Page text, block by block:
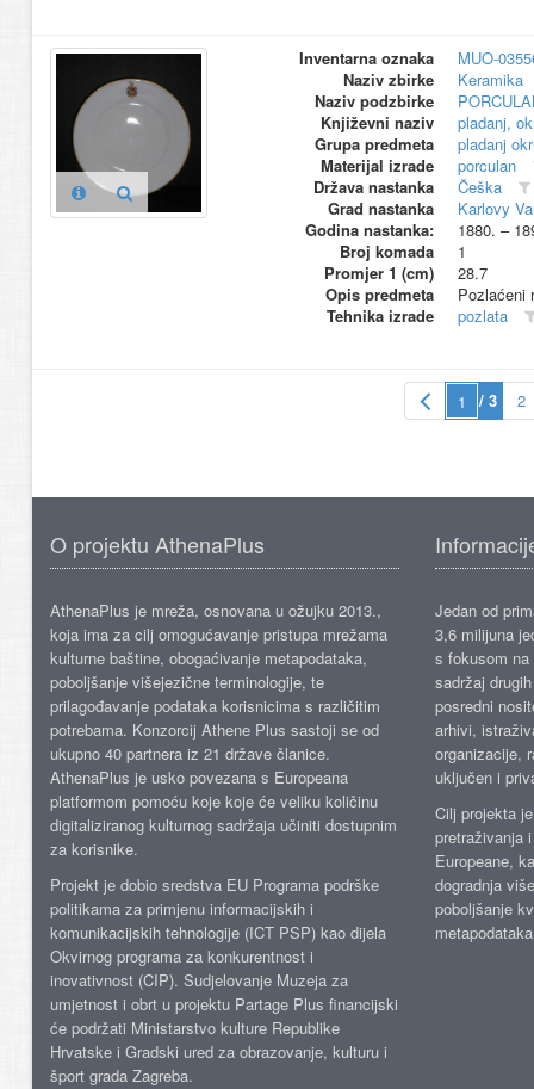
Inventarna oznaka
MUO-
Naziv zbirke
Keramika
Naziv podzbirke
Književni naziv
pladanj,
Grupa predmeta
pladanj
Materijal izrade
porculan
Država nastanka
Češka
Grad nastanka
Karlovy
Godina nastanka:
1880. –
Broj komada
1
Promjer 1 (cm)
28.7
Opis predmeta
Pozlaćeni
Tehnika izrade
pozlata
/ 3 2
O projektu AthenaPlus
AthenaPlus je mreža, osnovana u ožujku 2013.,
koja ima za cilj omogućavanje pristupa mrežama
kulturne baštine, obogaćivanje metapodataka,
poboljšanje višejezične terminologije, te
prilagođavanje podataka korisnicima s različitim
potrebama. Konzorcij Athene Plus sastoji se od
ukupno 40 partnera iz 21 države članice.
AthenaPlus je usko povezana s Europeana
platformom pomoću koje koje će veliku količinu
digitaliziranog kulturnog sadržaja učiniti dostupnim
za korisnike.
Projekt je dobio sredstva EU Programa podrške
politikama za primjenu informacijskih i
komunikacijskih tehnologije (ICT PSP) kao dijela
Okvirnog programa za konkurentnost i
inovativnost (CIP). Sudjelovanje Muzeja za
umjetnost i obrt u projektu Partage Plus financijski
će podržati Ministarstvo kulture Republike
Hrvatske i Gradski ured za obrazovanje, kulturu i
šport grada Zagreba.
Jedan od
3,6 milijuna
s fokusom
sadržaj
posredni
arhivi,
organizacije,
uključen i
Cilj projekta
pretraživanja
Europeane,
dogradnja
poboljšanje